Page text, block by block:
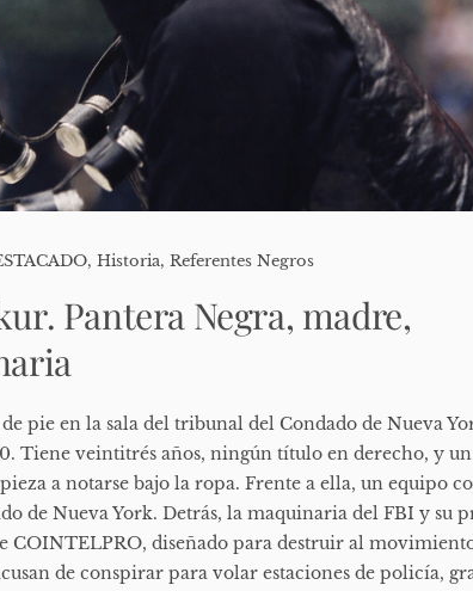
,Historia,Referentes Negros
Pantera Negra, madre,
pie en la sala del tribunal del Condado de Nueva
Tiene veintitrés años, ningún título en derecho, y un
a notarse bajo la ropa. Frente a ella, un equipo
de Nueva York. Detrás, la maquinaria del FBI y su
COINTELPRO, diseñado para destruir al
de conspirar para volar estaciones de policía,